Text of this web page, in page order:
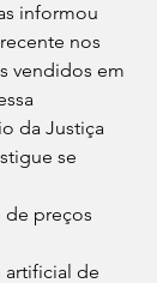
informou
nos
vendidos em
da Justiça
se